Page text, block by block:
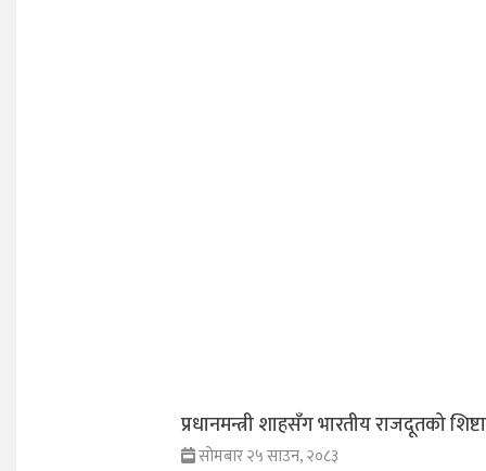
प्रधानमन्त्री शाहसँग भारतीय राजदूतको
सोमबार २५ साउन, २०८३